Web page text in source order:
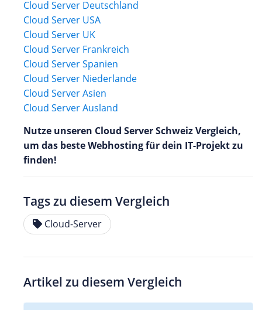
Cloud Server Deutschland
Cloud Server USA
Cloud Server UK
Cloud Server Frankreich
Cloud Server Spanien
Cloud Server Niederlande
Cloud Server Asien
Cloud Server Ausland
Nutze unseren Cloud Server Schweiz Vergleich,
um das beste Webhosting für dein IT-Projekt zu
finden!
Tags zu diesem Vergleich
Cloud-Server
Artikel zu diesem Vergleich